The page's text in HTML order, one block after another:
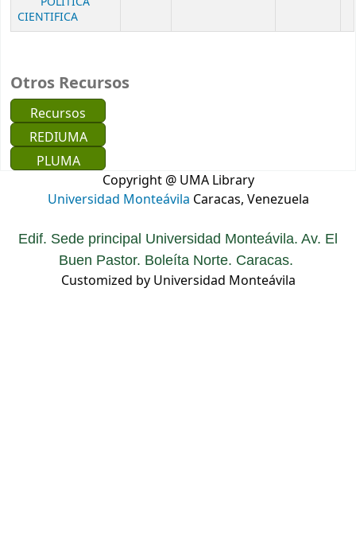
Otros Recursos
Recursos
REDIUMA
PLUMA
CIENTIFICA
Copyright @ UMA Library
Universidad Monteávila Caracas, Venezuela
Edif. Sede principal Universidad Monteávila. Av. El
Buen Pastor. Boleíta Norte. Caracas.
Customized by Universidad Monteávila